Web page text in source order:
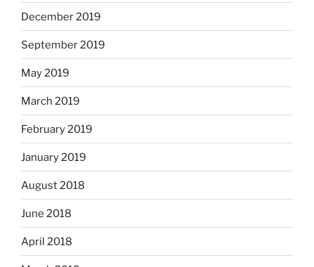
December 2019
September 2019
May 2019
March 2019
February 2019
January 2019
August 2018
June 2018
April 2018